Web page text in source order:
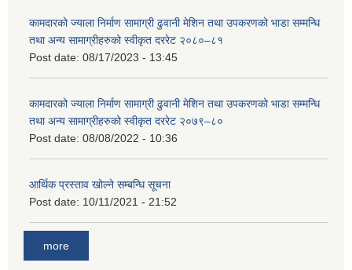
कामदारको ज्याला निर्माण सामाग्री ढुवानी मेशिन तथा उपकरणको भाडा सम्मन्धि
तथा अन्य सामाग्रीहरुको स्वीकृत दररेट २०८०–८१
Post date: 08/17/2023 - 13:45
कामदारको ज्याला निर्माण सामाग्री ढुवानी मेशिन तथा उपकरणको भाडा सम्मन्धि
तथा अन्य सामाग्रीहरुको स्वीकृत दररेट २०७९–८०
Post date: 08/08/2022 - 10:36
आर्थिक प्रस्ताव खोल्ने सम्बन्धि सूचना
Post date: 10/11/2021 - 21:52
more